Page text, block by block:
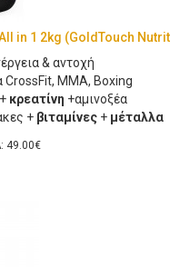
in 1 2kg (GoldTouch
& αντοχή
CrossFit, MMA, Boxing
κρεατίνη +αμινοξέα
+ βιταμίνες + μέταλλα
49.00€